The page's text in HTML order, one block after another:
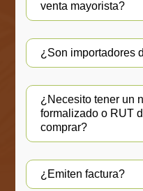
venta mayorista?
¿Son importadores
¿Necesito tener un
formalizado o RUT
comprar?
¿Emiten factura?